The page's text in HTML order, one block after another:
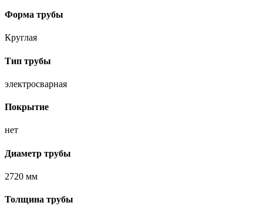
Форма трубы
Круглая
Тип трубы
электросварная
Покрытие
нет
Диаметр трубы
2720 мм
Толщина трубы